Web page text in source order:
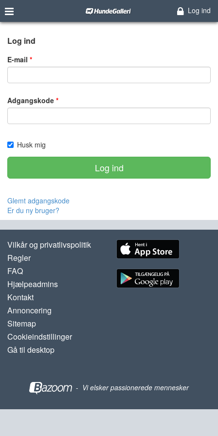
Log ind
Log ind
E-mail
Adgangskode
Husk mig
Log ind
Glemt adgangskode
Er du ny bruger?
Vilkår og privatlivspolitik
Regler
FAQ
Hjælpeadmins
Kontakt
Annoncering
Sitemap
Cookieindstillinger
Gå til desktop
- Vi elsker passionerede mennesker